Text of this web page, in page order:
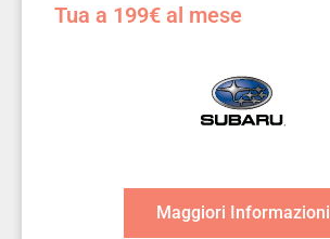
Tua a 199€ al mese
Maggiori Informazioni